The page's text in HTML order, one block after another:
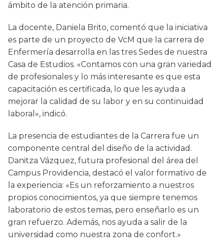
ámbito de la atención primaria.
La docente, Daniela Brito, comentó que la iniciativa
es parte de un proyecto de VcM que la carrera de
Enfermería desarrolla en las tres Sedes de nuestra
Casa de Estudios. «Contamos con una gran variedad
de profesionales y lo más interesante es que esta
capacitación es certificada, lo que les ayuda a
mejorar la calidad de su labor y en su continuidad
laboral», indicó.
La presencia de estudiantes de la Carrera fue un
componente central del diseño de la actividad.
Danitza Vázquez, futura profesional del área del
Campus Providencia, destacó el valor formativo de
la experiencia: «Es un reforzamiento a nuestros
propios conocimientos, ya que siempre tenemos
laboratorio de estos temas, pero enseñarlo es un
gran refuerzo. Además, nos ayuda a salir de la
universidad como nuestra zona de confort.»